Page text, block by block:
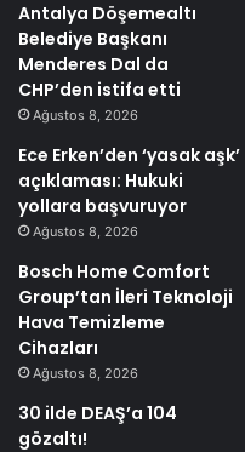
Antalya Döşemealtı
Belediye Başkanı
Menderes Dal da
CHP’den istifa etti
Ağustos 8, 2026
Ece Erken’den ‘yasak aşk’
açıklaması: Hukuki
yollara başvuruyor
Ağustos 8, 2026
Bosch Home Comfort
Group’tan İleri Teknoloji
Hava Temizleme
Cihazları
Ağustos 8, 2026
30 ilde DEAŞ’a 104
gözaltı!